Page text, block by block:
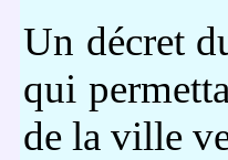
Un décret
qui
de la ville